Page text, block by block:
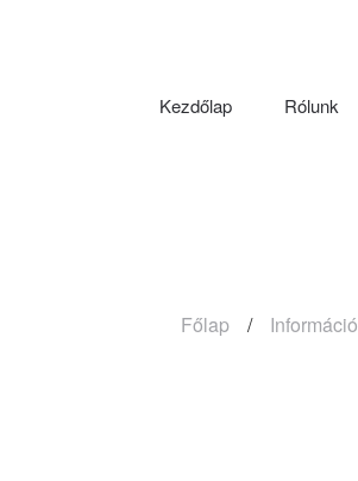
Kezdőlap Rólunk
Főlap